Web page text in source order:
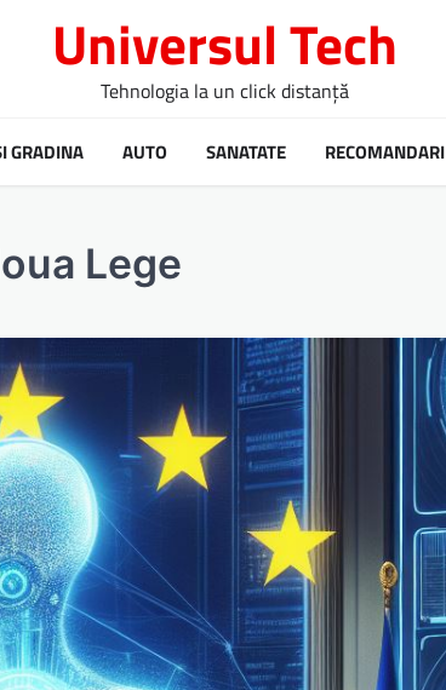
Universul Tech
Tehnologia la un click distanță
GRADINA AUTO SANATATE RECOMANDARI
Lege